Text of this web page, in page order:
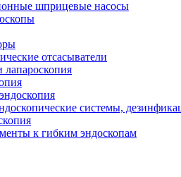
шприцевые насосы
отсасыватели
лапароскопия
системы,
к гибким эндоскопам